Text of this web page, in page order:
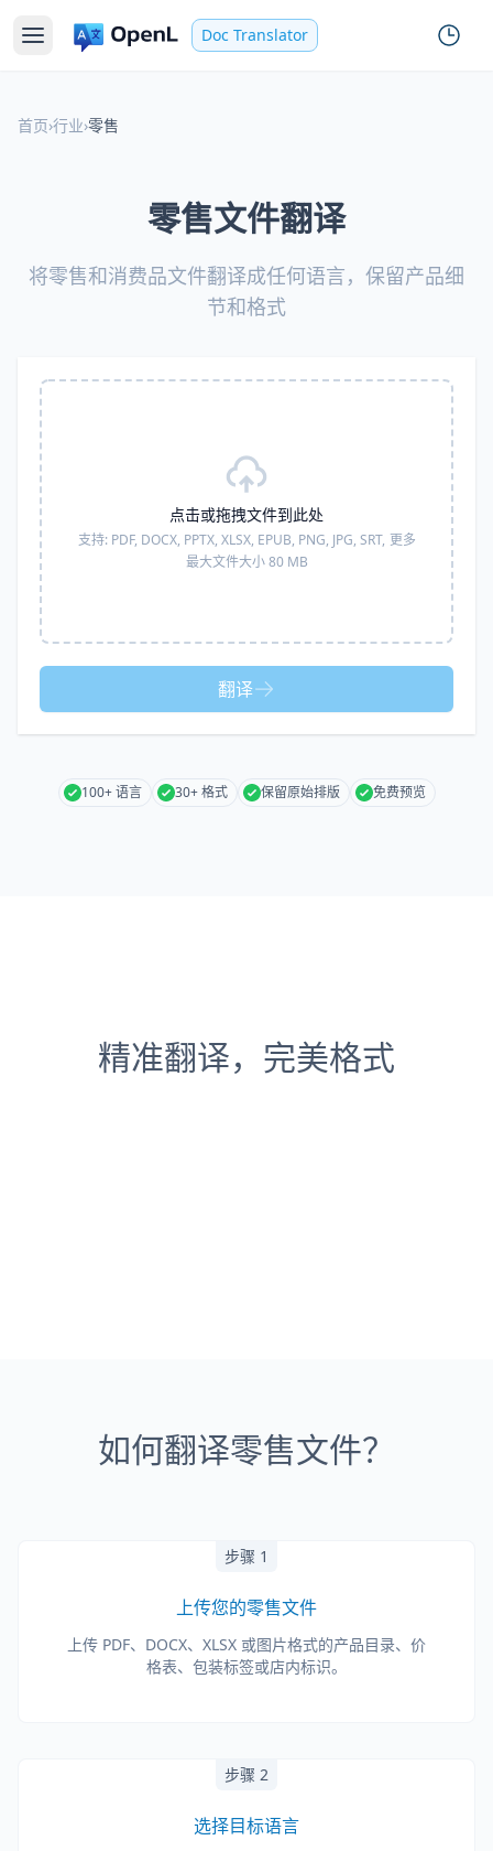
Doc Translator
首页›行业›零售
零售文件翻译
将零售和消费品文件翻译成任何语言，保留产品细
节和格式
点击或拖拽文件到此处
支持: PDF, DOCX, PPTX, XLSX, EPUB, PNG, JPG, SRT, 更多
最大文件大小 80 MB
翻译
100+ 语言 30+ 格式 保留原始排版 免费预览
精准翻译，完美格式
如何翻译零售文件？
步骤 1
上传您的零售文件
上传 PDF、DOCX、XLSX 或图片格式的产品目录、价
格表、包装标签或店内标识。
步骤 2
选择目标语言